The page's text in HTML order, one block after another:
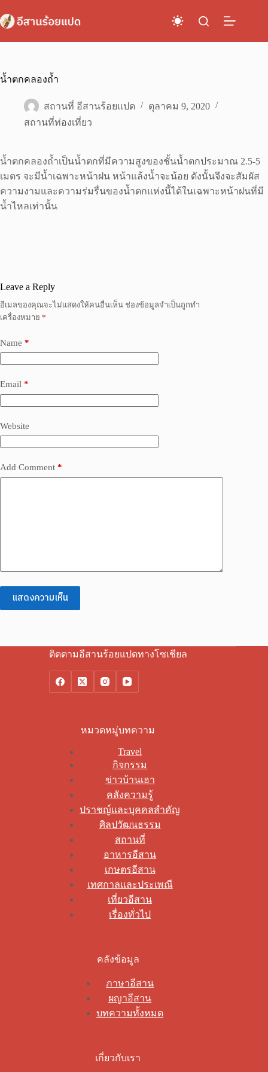
to
content
น้ำตกคลองถ้ำ
สถานที่ อีสานร้อยแปด
ตุลาคม 9, 2020
สถานที่ท่องเที่ยว
น้ำตกคลองถ้ำเป็นน้ำตกที่มีความสูงของชั้นน้ำตกประมาณ 2.5-5
เมตร จะมีน้ำเฉพาะหน้าฝน หน้าแล้งน้ำจะน้อย ดังนั้นจึงจะสัมผัส
ความงามและความร่มรื่นของน้ำตกแห่งนี้ได้ในเฉพาะหน้าฝนที่มี
น้ำไหลเท่านั้น
Leave a Reply
อีเมลของคุณจะไม่แสดงให้คนอื่นเห็น ช่องข้อมูลจำเป็นถูกทำ
เครื่องหมาย *
Name *
Email *
Website
Add Comment *
แสดงความเห็น
ติดตามอีสานร้อยแปดทางโซเชียล
หมวดหมู่บทความ
Travel
กิจกรรม
ข่าวบ้านเฮา
คลังความรู้
ปราชญ์และบุคคลสำคัญ
ศิลปวัฒนธรรม
สถานที่
อาหารอีสาน
เกษตรอีสาน
เทศกาลและประเพณี
เที่ยวอีสาน
เรื่องทั่วไป
คลังข้อมูล
ภาษาอีสาน
ผญาอีสาน
บทความทั้งหมด
เกี่ยวกับเรา